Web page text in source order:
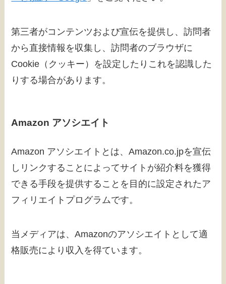
第三者がコンテンツおよび宣伝を提供し、訪問者
から直接情報を収集し、訪問者のブラウザに
Cookie（クッキー）を設定したりこれを認識した
りする場合があります。
Amazon アソシエイト
Amazon アソシエイトとは、Amazon.co.jpを宣伝
しリンクすることによってサイトが紹介料を獲得
できる手段を提供することを目的に設定されたア
フィリエイトプログラムです。
当メディアは、Amazonのアソシエイトとして適
格販売により収入を得ています。